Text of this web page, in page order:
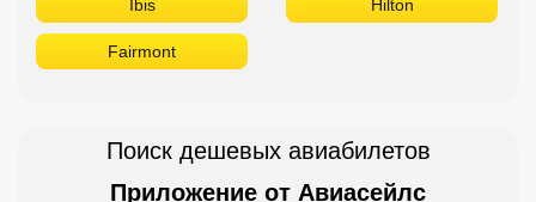
Горящие туры в Телеграм